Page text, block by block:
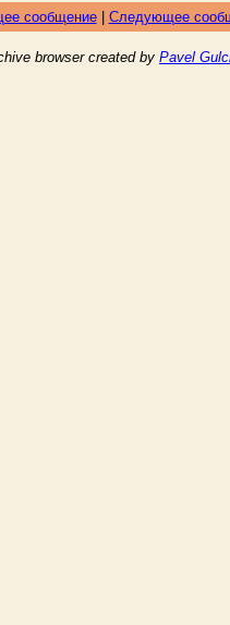
сообщение| Следующее
browser created by Pavel